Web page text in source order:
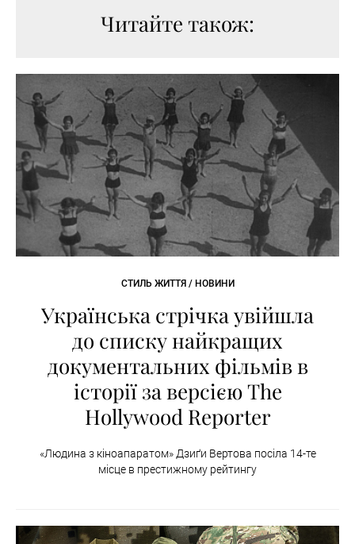
Читайте також:
СТИЛЬ ЖИТТЯ / НОВИНИ
Українська стрічка увійшла
до списку найкращих
документальних фільмів в
історії за версією The
Hollywood Reporter
«Людина з кіноапаратом» Дзиґи Вертова посіла 14-те
місце в престижному рейтингу